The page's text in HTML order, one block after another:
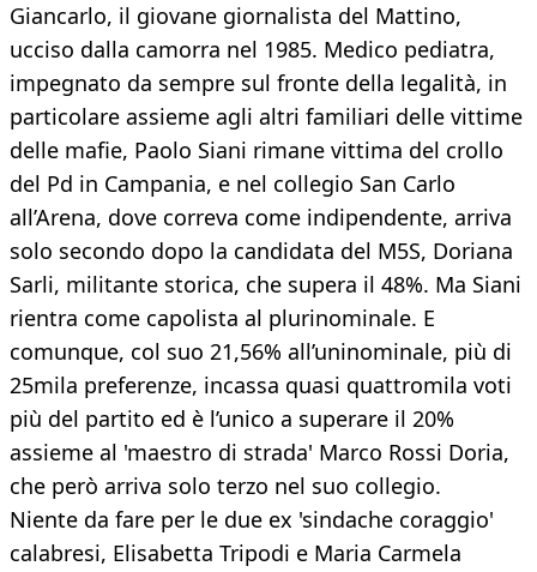
Giancarlo, il giovane giornalista del Mattino,
ucciso dalla camorra nel 1985. Medico pediatra,
impegnato da sempre sul fronte della legalità, in
particolare assieme agli altri familiari delle vittime
delle mafie, Paolo Siani rimane vittima del crollo
del Pd in Campania, e nel collegio San Carlo
all’Arena, dove correva come indipendente, arriva
solo secondo dopo la candidata del M5S, Doriana
Sarli, militante storica, che supera il 48%. Ma Siani
rientra come capolista al plurinominale. E
comunque, col suo 21,56% all’uninominale, più di
25mila preferenze, incassa quasi quattromila voti
più del partito ed è l’unico a superare il 20%
assieme al 'maestro di strada' Marco Rossi Doria,
che però arriva solo terzo nel suo collegio.
Niente da fare per le due ex 'sindache coraggio'
calabresi, Elisabetta Tripodi e Maria Carmela